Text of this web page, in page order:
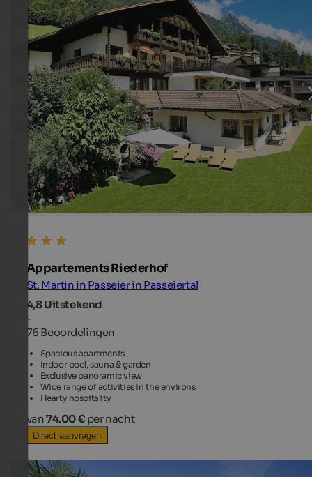
Appartements Riederhof
St. Martin in Passeier in Passeiertal
4,8Uitstekend
-
76 Beoordelingen
Spacious apartments
Indoor pool, sauna & garden
Exclusive panoramic view
Wide range of activities in the environs
Hearty hospitality
van74.00 € per nacht
Direct aanvragen